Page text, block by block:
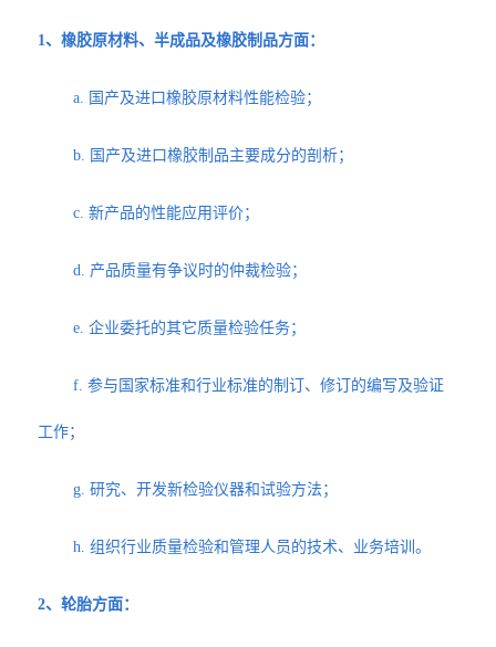
1、橡胶原材料、半成品及橡胶制品方面：
a. 国产及进口橡胶原材料性能检验；
b. 国产及进口橡胶制品主要成分的剖析；
c. 新产品的性能应用评价；
d. 产品质量有争议时的仲裁检验；
e. 企业委托的其它质量检验任务；
f. 参与国家标准和行业标准的制订、修订的编写及验证
工作；
g. 研究、开发新检验仪器和试验方法；
h. 组织行业质量检验和管理人员的技术、业务培训。
2、轮胎方面：